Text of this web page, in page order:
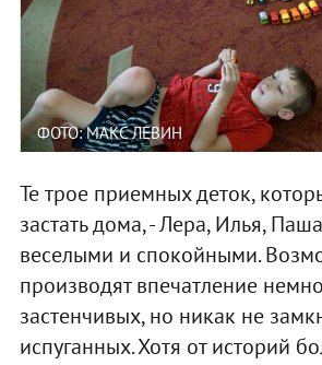
ФОТО: МАКС ЛЕВИН
Те трое приемных деток,
застать дома, - Лера, Илья,
веселыми и спокойными.
производят впечатление
застенчивых, но никак не
испуганных. Хотя от историй